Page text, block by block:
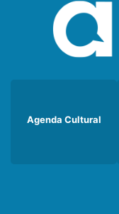
Agenda Cultural